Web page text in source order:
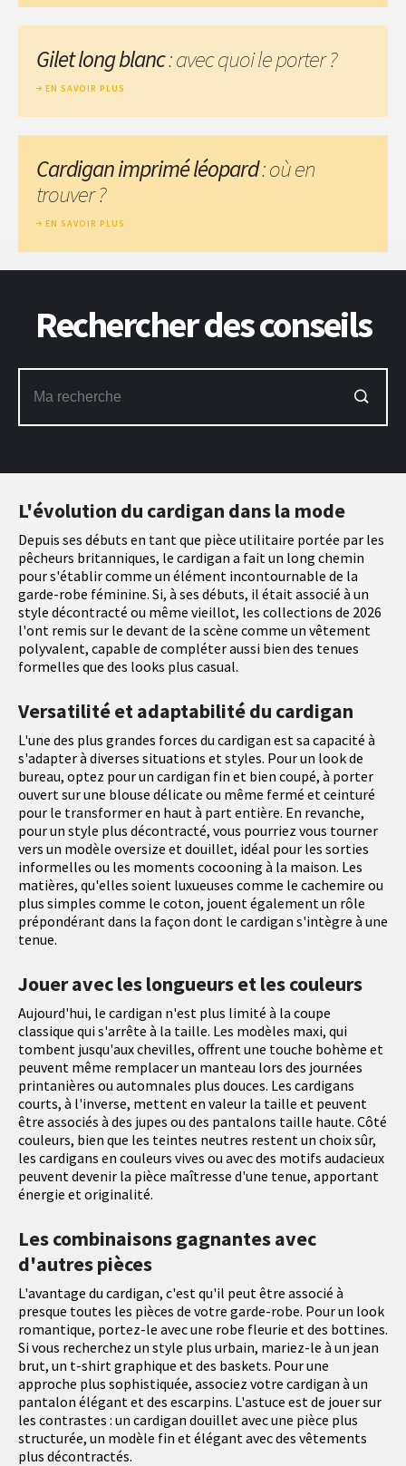
L'évolution du cardigan dans la mode
Depuis ses débuts en tant que pièce utilitaire portée par les
pêcheurs britanniques, le cardigan a fait un long chemin
pour s'établir comme un élément incontournable de la
garde-robe féminine. Si, à ses débuts, il était associé à un
style décontracté ou même vieillot, les collections de 2026
l'ont remis sur le devant de la scène comme un vêtement
polyvalent, capable de compléter aussi bien des tenues
formelles que des looks plus casual.
Versatilité et adaptabilité du cardigan
L'une des plus grandes forces du cardigan est sa capacité à
s'adapter à diverses situations et styles. Pour un look de
bureau, optez pour un cardigan fin et bien coupé, à porter
ouvert sur une blouse délicate ou même fermé et ceinturé
pour le transformer en haut à part entière. En revanche,
pour un style plus décontracté, vous pourriez vous tourner
vers un modèle oversize et douillet, idéal pour les sorties
informelles ou les moments cocooning à la maison. Les
matières, qu'elles soient luxueuses comme le cachemire ou
plus simples comme le coton, jouent également un rôle
prépondérant dans la façon dont le cardigan s'intègre à une
tenue.
Jouer avec les longueurs et les couleurs
Aujourd'hui, le cardigan n'est plus limité à la coupe
classique qui s'arrête à la taille. Les modèles maxi, qui
tombent jusqu'aux chevilles, offrent une touche bohème et
peuvent même remplacer un manteau lors des journées
printanières ou automnales plus douces. Les cardigans
courts, à l'inverse, mettent en valeur la taille et peuvent
être associés à des jupes ou des pantalons taille haute. Côté
couleurs, bien que les teintes neutres restent un choix sûr,
les cardigans en couleurs vives ou avec des motifs audacieux
peuvent devenir la pièce maîtresse d'une tenue, apportant
énergie et originalité.
Les combinaisons gagnantes avec
d'autres pièces
L'avantage du cardigan, c'est qu'il peut être associé à
presque toutes les pièces de votre garde-robe. Pour un look
romantique, portez-le avec une robe fleurie et des bottines.
Si vous recherchez un style plus urbain, mariez-le à un jean
brut, un t-shirt graphique et des baskets. Pour une
approche plus sophistiquée, associez votre cardigan à un
pantalon élégant et des escarpins. L'astuce est de jouer sur
les contrastes : un cardigan douillet avec une pièce plus
structurée, un modèle fin et élégant avec des vêtements
plus décontractés.
Gilet long blanc: avec quoi le porter ?
EN SAVOIR PLUS
Cardigan imprimé léopard: où en
trouver ?
EN SAVOIR PLUS
Rechercher des conseils